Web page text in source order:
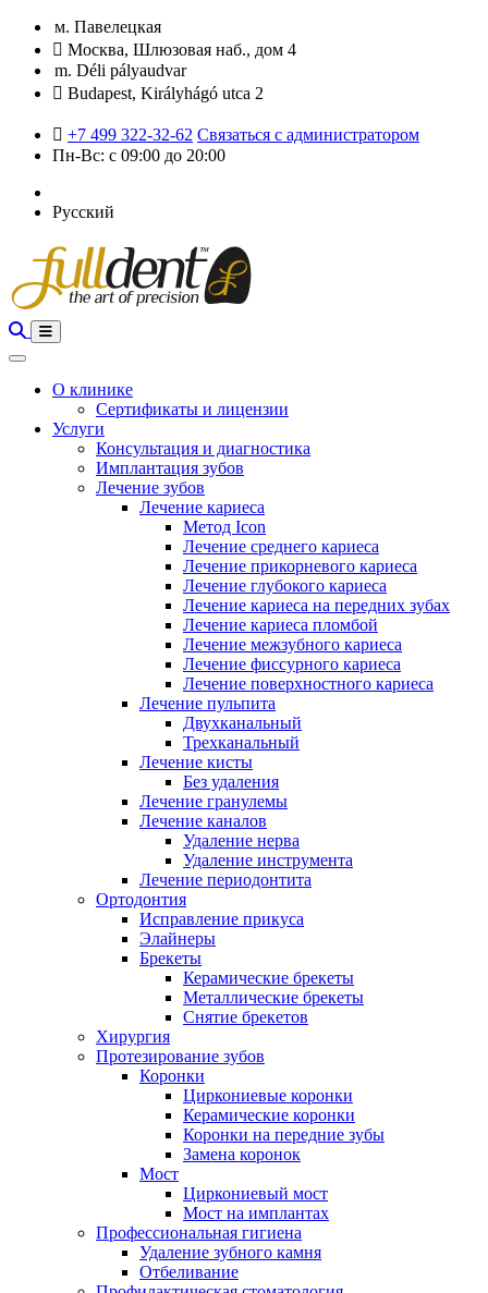
м. Павелецкая
Москва, Шлюзовая наб., дом 4
m. Déli pályaudvar
Budapest, Királyhágó utca 2
+7 499 322-32-62 Связаться с администратором
Пн-Вс: с 09:00 до 20:00
Русский
О клинике
Сертификаты и лицензии
Услуги
Консультация и диагностика
Имплантация зубов
Лечение зубов
Лечение кариеса
Метод Icon
Лечение среднего кариеса
Лечение прикорневого кариеса
Лечение глубокого кариеса
Лечение кариеса на передних зубах
Лечение кариеса пломбой
Лечение межзубного кариеса
Лечение фиссурного кариеса
Лечение поверхностного кариеса
Лечение пульпита
Двухканальный
Трехканальный
Лечение кисты
Без удаления
Лечение гранулемы
Лечение каналов
Удаление нерва
Удаление инструмента
Лечение периодонтита
Ортодонтия
Исправление прикуса
Элайнеры
Брекеты
Керамические брекеты
Металлические брекеты
Снятие брекетов
Хирургия
Протезирование зубов
Коронки
Циркониевые коронки
Керамические коронки
Коронки на передние зубы
Замена коронок
Мост
Циркониевый мост
Мост на имплантах
Профессиональная гигиена
Удаление зубного камня
Отбеливание